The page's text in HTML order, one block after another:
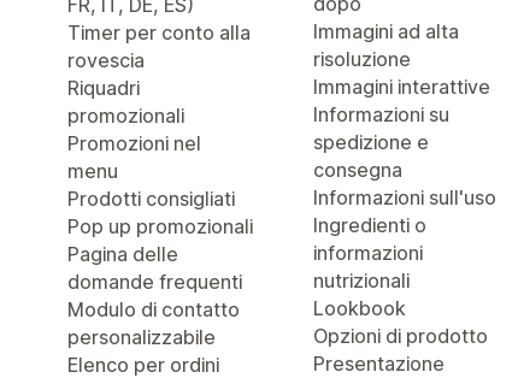
FR, IT, DE, ES)
Timer per conto alla
rovescia
Riquadri
promozionali
Promozioni nel
menu
Prodotti consigliati
Pop up promozionali
Pagina delle
domande frequenti
Modulo di contatto
personalizzabile
Elenco per ordini
Immagini ad alta
risoluzione
Immagini interattive
Informazioni su
spedizione e
consegna
Informazioni sull'uso
Ingredienti o
informazioni
nutrizionali
Lookbook
Opzioni di prodotto
Presentazione